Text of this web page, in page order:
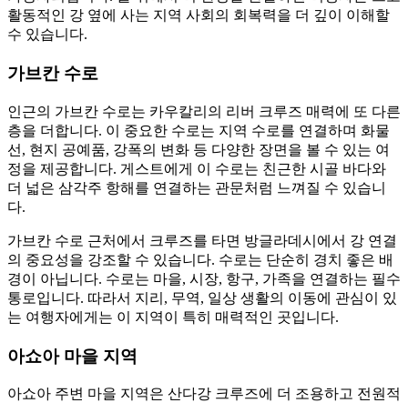
활동적인 강 옆에 사는 지역 사회의 회복력을 더 깊이 이해할
수 있습니다.
가브칸 수로
인근의 가브칸 수로는 카우칼리의 리버 크루즈 매력에 또 다른
층을 더합니다. 이 중요한 수로는 지역 수로를 연결하며 화물
선, 현지 공예품, 강폭의 변화 등 다양한 장면을 볼 수 있는 여
정을 제공합니다. 게스트에게 이 수로는 친근한 시골 바다와
더 넓은 삼각주 항해를 연결하는 관문처럼 느껴질 수 있습니
다.
가브칸 수로 근처에서 크루즈를 타면 방글라데시에서 강 연결
의 중요성을 강조할 수 있습니다. 수로는 단순히 경치 좋은 배
경이 아닙니다. 수로는 마을, 시장, 항구, 가족을 연결하는 필수
통로입니다. 따라서 지리, 무역, 일상 생활의 이동에 관심이 있
는 여행자에게는 이 지역이 특히 매력적인 곳입니다.
아쇼아 마을 지역
아쇼아 주변 마을 지역은 산다강 크루즈에 더 조용하고 전원적